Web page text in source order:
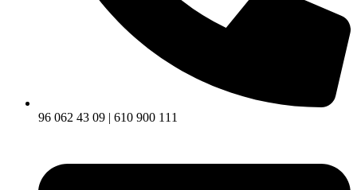
96 062 43 09 | 610 900 111